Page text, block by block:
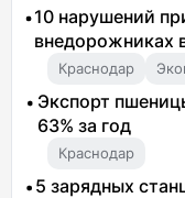
10 нарушений
внедорожниках
Краснодар
Экспорт
63% за год
Краснодар
5 зарядных